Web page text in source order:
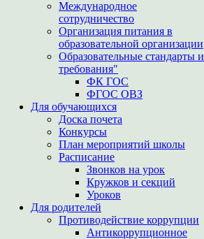
Международное
сотрудничество
Организация питания в
образовательной организации
Образовательные стандарты и
требования"
ФК ГОС
ФГОС ОВЗ
Для обучающихся
Доска почета
Конкурсы
План мероприятий школы
Расписание
Звонков на урок
Кружков и секций
Уроков
Для родителей
Противодействие коррупции
Антикоррупционное